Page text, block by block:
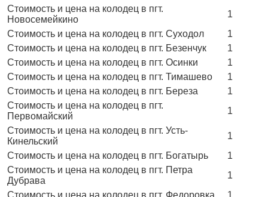
Стоимость и цена на колодец в пгт.
Новосемейкино
1
Стоимость и цена на колодец в пгт. Суходол
1
Стоимость и цена на колодец в пгт. Безенчук
1
Стоимость и цена на колодец в пгт. Осинки
1
Стоимость и цена на колодец в пгт. Тимашево
1
Стоимость и цена на колодец в пгт. Береза
1
Стоимость и цена на колодец в пгт.
Первомайский
1
Стоимость и цена на колодец в пгт. Усть-
Кинельский
1
Стоимость и цена на колодец в пгт. Богатырь
1
Стоимость и цена на колодец в пгт. Петра
Дубрава
1
Стоимость и цена на колодец в пгт. Федоровка
1